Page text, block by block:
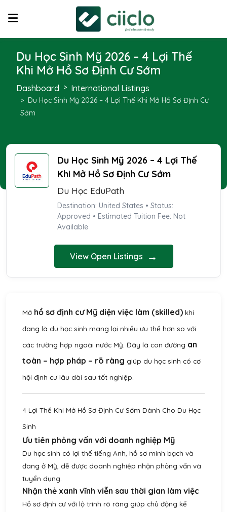
Du Học Sinh Mỹ 2026 – 4 Lợi Thế
Khi Mở Hồ Sơ Định Cư Sớm
Dashboard International Listings
Du Học Sinh Mỹ 2026 – 4 Lợi Thế Khi Mở Hồ Sơ Định Cư
Sớm
Du Học Sinh Mỹ 2026 – 4 Lợi Thế
Khi Mở Hồ Sơ Định Cư Sớm
Du Học EduPath
Destination: United States • Status:
Approved • Estimated Tuition Fee: Not
Available
View Open Listings →
Mở hồ sơ định cư Mỹ diện việc làm (skilled) khi
đang là du học sinh mang lại nhiều ưu thế hơn so với
các trường hợp ngoài nước Mỹ. Đây là con đường an
toàn – hợp pháp – rõ ràng giúp du học sinh có cơ
hội định cư lâu dài sau tốt nghiệp.
4 Lợi Thế Khi Mở Hồ Sơ Định Cư Sớm Dành Cho Du Học
Sinh
Ưu tiên phỏng vấn với doanh nghiệp Mỹ
Du học sinh có lợi thế tiếng Anh, hồ sơ minh bạch và
đang ở Mỹ, dễ được doanh nghiệp nhận phỏng vấn và
tuyển dụng.
Nhận thẻ xanh vĩnh viễn sau thời gian làm việc
Hồ sơ định cư với lộ trình rõ ràng giúp chủ động kế